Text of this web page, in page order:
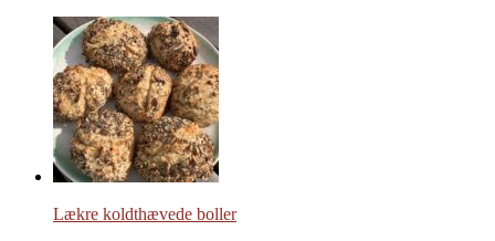
Lækre koldthævede boller